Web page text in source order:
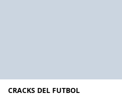
CRACKS DEL FUTBOL